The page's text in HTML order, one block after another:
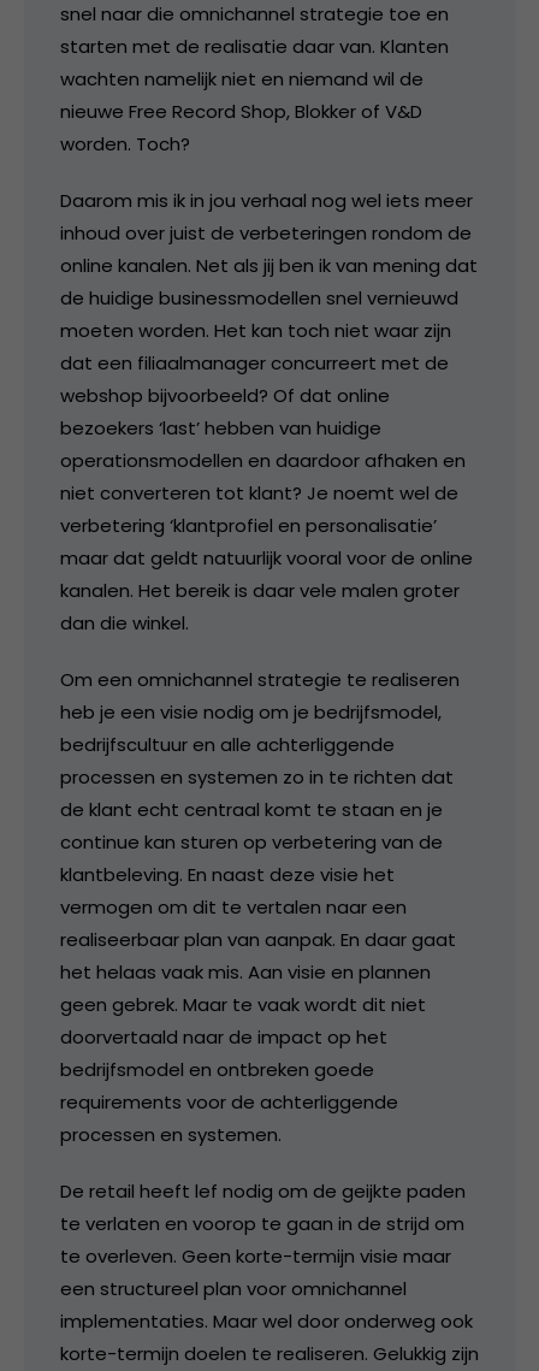
snel naar die omnichannel strategie toe en
starten met de realisatie daar van. Klanten
wachten namelijk niet en niemand wil de
nieuwe Free Record Shop, Blokker of V&D
worden. Toch?
Daarom mis ik in jou verhaal nog wel iets meer
inhoud over juist de verbeteringen rondom de
online kanalen. Net als jij ben ik van mening dat
de huidige businessmodellen snel vernieuwd
moeten worden. Het kan toch niet waar zijn
dat een filiaalmanager concurreert met de
webshop bijvoorbeeld? Of dat online
bezoekers ‘last’ hebben van huidige
operationsmodellen en daardoor afhaken en
niet converteren tot klant? Je noemt wel de
verbetering ‘klantprofiel en personalisatie’
maar dat geldt natuurlijk vooral voor de online
kanalen. Het bereik is daar vele malen groter
dan die winkel.
Om een omnichannel strategie te realiseren
heb je een visie nodig om je bedrijfsmodel,
bedrijfscultuur en alle achterliggende
processen en systemen zo in te richten dat
de klant echt centraal komt te staan en je
continue kan sturen op verbetering van de
klantbeleving. En naast deze visie het
vermogen om dit te vertalen naar een
realiseerbaar plan van aanpak. En daar gaat
het helaas vaak mis. Aan visie en plannen
geen gebrek. Maar te vaak wordt dit niet
doorvertaald naar de impact op het
bedrijfsmodel en ontbreken goede
requirements voor de achterliggende
processen en systemen.
De retail heeft lef nodig om de geijkte paden
te verlaten en voorop te gaan in de strijd om
te overleven. Geen korte-termijn visie maar
een structureel plan voor omnichannel
implementaties. Maar wel door onderweg ook
korte-termijn doelen te realiseren. Gelukkig zijn